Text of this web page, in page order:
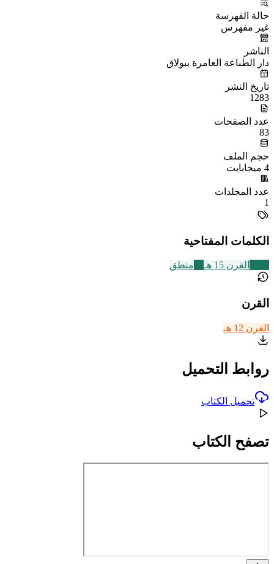
حالة الفهرسة
غير مفهرس
الناشر
دار الطباعة العامرة ببولاق
تاريخ النشر
1283
عدد الصفحات
83
حجم الملف
4 ميجابايت
عدد المجلدات
1
الكلمات المفتاحية
القرن 15 هـ منطق
القرن
القرن 12 هـ
روابط التحميل
تحميل الكتاب
تصفح الكتاب